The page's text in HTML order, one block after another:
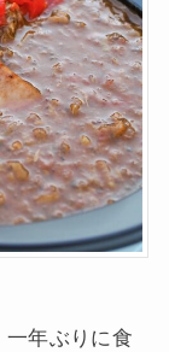
年ぶりに食